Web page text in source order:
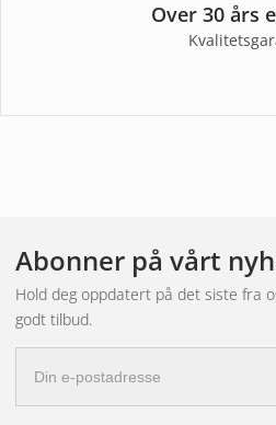
Over 30 års
Abonner på vårt
Hold deg oppdatert på det siste fra
godt tilbud.
postadresse